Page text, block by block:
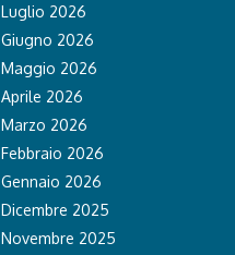
Luglio 2026
Giugno 2026
Maggio 2026
Aprile 2026
Marzo 2026
Febbraio 2026
Gennaio 2026
Dicembre 2025
Novembre 2025